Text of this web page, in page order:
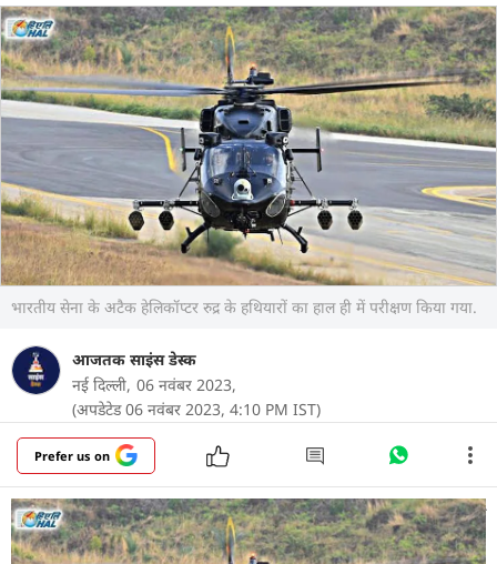
भारतीय सेना के अटैक हेलिकॉप्टर रुद्र के हथियारों का हाल ही में परीक्षण किया गया.
आजतक साइंस डेस्क
नई दिल्ली, 06 नवंबर 2023,
(अपडेटेड 06 नवंबर 2023, 4:10 PM IST)
Prefer us on
भारत की दो सेनाओं के पास देश का पहला स्वदेशी हेलिकॉप्टर
रुद्र (Rudra) है. हाल ही में भारतीय सेना (Indian Army)